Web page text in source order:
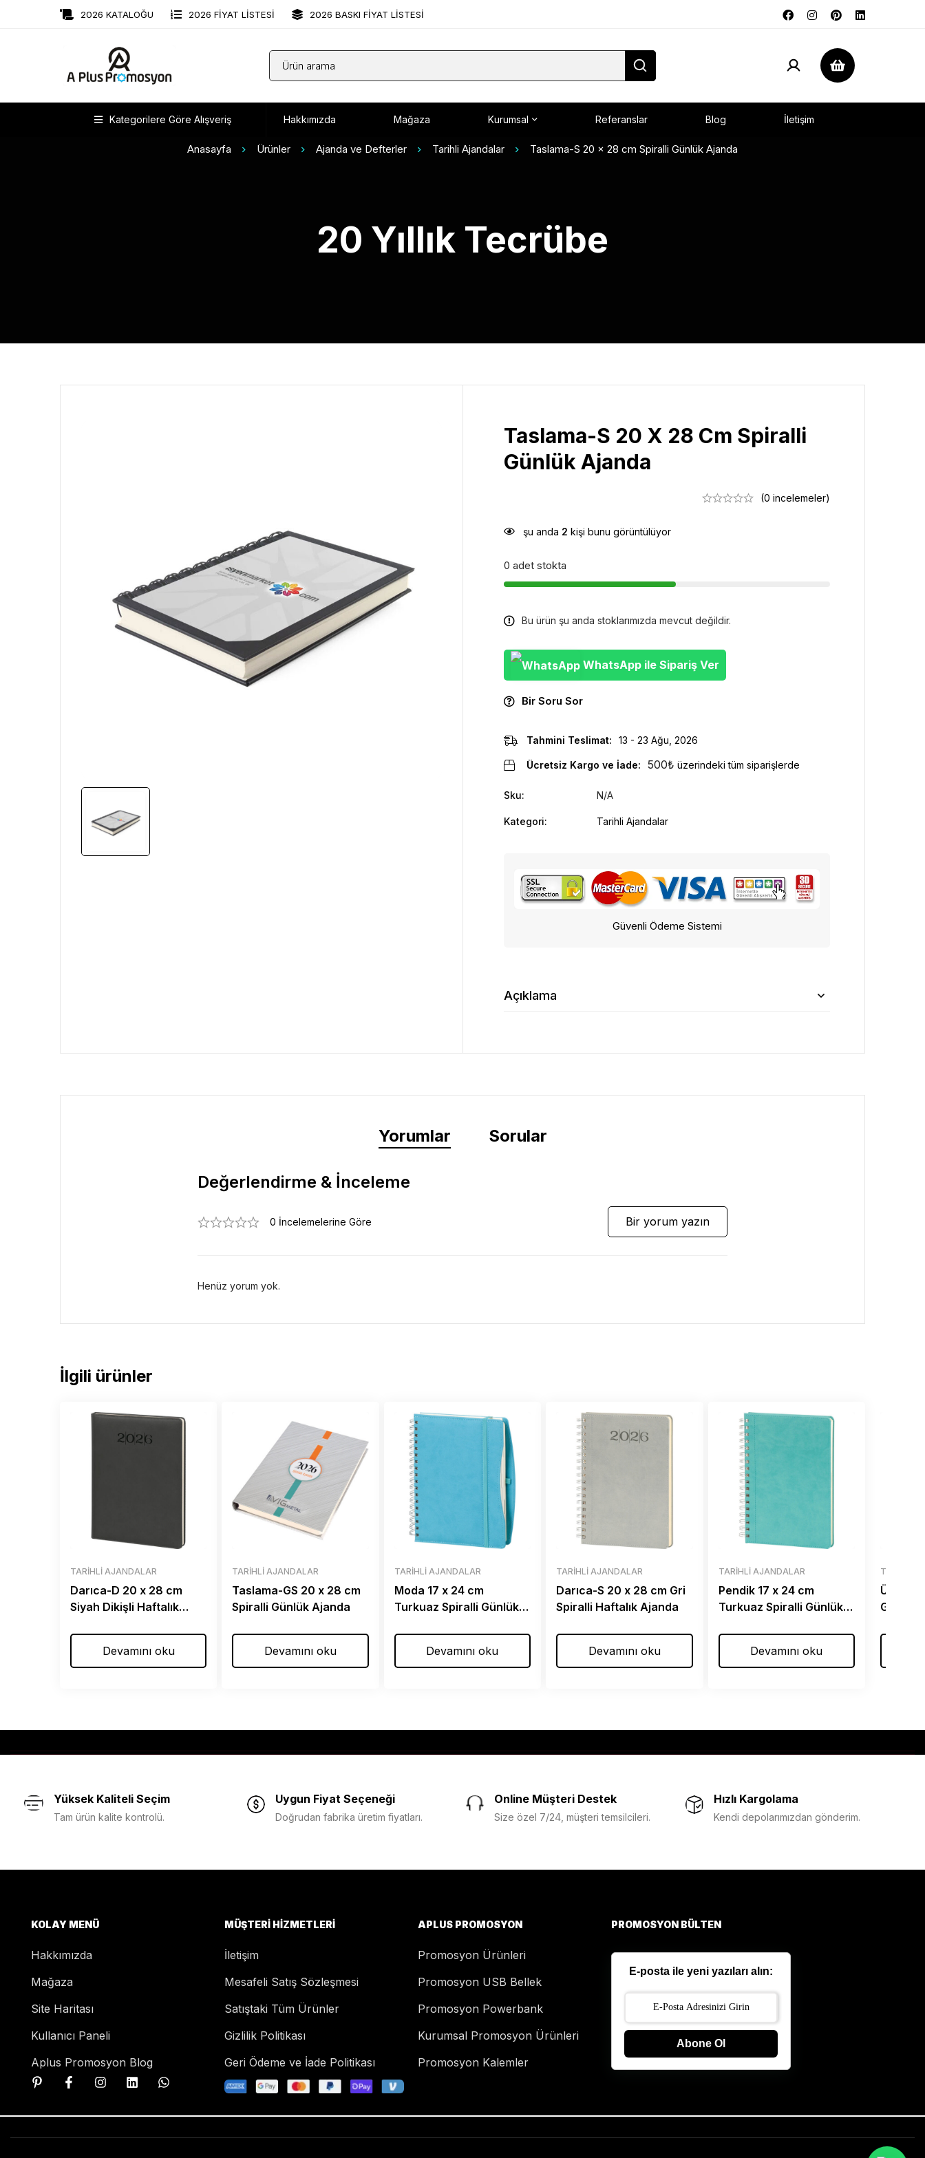
2026 KATALOĞU 2026 FİYAT LİSTESİ 2026 BASKI FİYAT LİSTESİ
Kategorilere Göre Alışveriş Hakkımızda Mağaza Kurumsal Referanslar Blog İletişim
Anasayfa Ürünler Ajanda ve Defterler Tarihli Ajandalar Taslama-S 20 x 28 cm Spiralli Günlük Ajanda
20 Yıllık Tecrübe
Taslama-S 20 X 28 Cm Spiralli
Günlük Ajanda
(0 incelemeler)
şu anda 2 kişi bunu görüntülüyor
0 adet stokta
Bu ürün şu anda stoklarımızda mevcut değildir.
WhatsApp ile Sipariş Ver
Bir Soru Sor
Tahmini Teslimat: 13 - 23 Ağu, 2026
Ücretsiz Kargo ve İade: 500₺ üzerindeki tüm siparişlerde
Sku: N/A
Kategori: Tarihli Ajandalar
Güvenli Ödeme Sistemi
Açıklama
Yorumlar Sorular
Değerlendirme & İnceleme
0 İncelemelerine Göre Bir yorum yazın
Henüz yorum yok.
İlgili ürünler
TARIHLI AJANDALAR
Darıca-D 20 x 28 cm
Siyah Dikişli Haftalık
Devamını oku
TARIHLI AJANDALAR
Taslama-GS 20 x 28 cm
Spiralli Günlük Ajanda
Devamını oku
TARIHLI AJANDALAR
Moda 17 x 24 cm
Turkuaz Spiralli Günlük
Devamını oku
TARIHLI AJANDALAR
Darıca-S 20 x 28 cm Gri
Spiralli Haftalık Ajanda
Devamını oku
TARIHLI AJANDALAR
Pendik 17 x 24 cm
Turkuaz Spiralli Günlük
Devamını oku
TARIHLI
Günlük
Yüksek Kaliteli Seçim
Tam ürün kalite kontrolü.
Uygun Fiyat Seçeneği
Doğrudan fabrika üretim fiyatları.
Online Müşteri Destek
Size özel 7/24, müşteri temsilcileri.
Hızlı Kargolama
Kendi depolarımızdan gönderim.
KOLAY MENÜ
Hakkımızda
Mağaza
Site Haritası
Kullanıcı Paneli
Aplus Promosyon Blog
MÜŞTERI HIZMETLERI
İletişim
Mesafeli Satış Sözleşmesi
Satıştaki Tüm Ürünler
Gizlilik Politikası
Geri Ödeme ve İade Politikası
APLUS PROMOSYON
Promosyon Ürünleri
Promosyon USB Bellek
Promosyon Powerbank
Kurumsal Promosyon Ürünleri
Promosyon Kalemler
PROMOSYON BÜLTEN
E-posta ile yeni yazıları alın:
Abone Ol